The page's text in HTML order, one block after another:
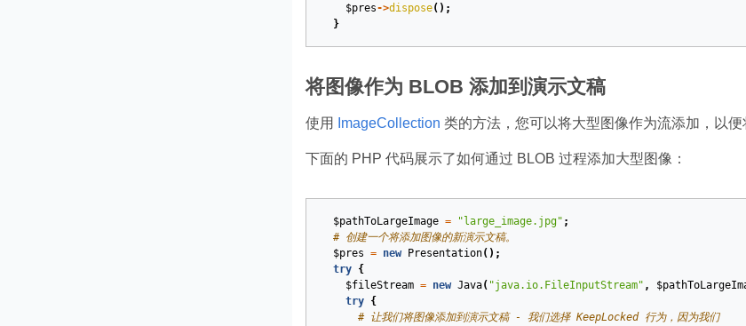
$pres->dispose();
}
将图像作为 BLOB 添加到演示文稿
使用 ImageCollection 类的方法，您可以将大型图像作为流添加，以便
下面的 PHP 代码展示了如何通过 BLOB 过程添加大型图像：
$pathToLargeImage = "large_image.jpg" ;
# 创建一个将添加图像的新演示文稿。
$pres = new Presentation();
try
{
$fileStream = new Java( "java.io.FileInputStream" ,
try
{
# 让我们将图像添加到演示文稿 - 我们选择 KeepLocked 行为，因为我们